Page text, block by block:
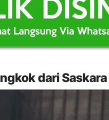
dari Saskara